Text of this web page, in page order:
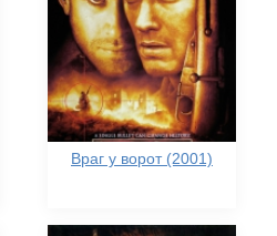
Враг у ворот (2001)